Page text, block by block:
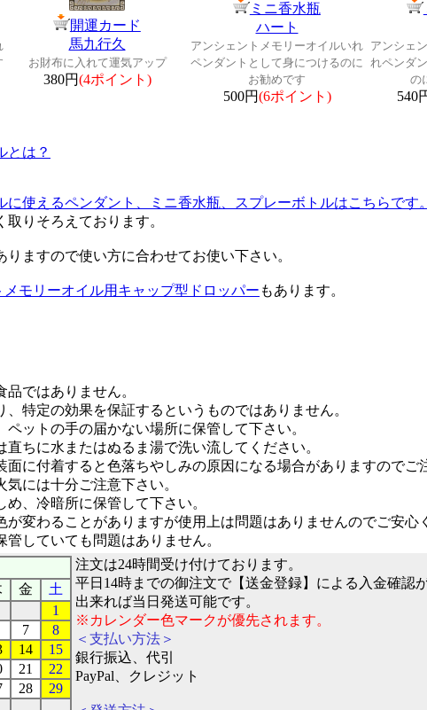
開運カード
馬九行久
お財布に入れて運気アップ
380円(4ポイント)
ミニ香水瓶
ハート
アンシェントメモリーオイルいれ
ペンダントとして身につけるのに
お勧めです
500円(6ポイント)
アンシェ
れペンダ
の
540
とは？
使えるペンダント、ミニ香水瓶、スプレーボトルはこちらです。
取りそろえております。
りますので使い方に合わせてお使い下さい。
メモリーオイル用キャップ型ドロッパー もあります。
品ではありません。
、特定の効果を保証するというものではありません。
ペットの手の届かない場所に保管して下さい。
直ちに水またはぬるま湯で洗い流してください。
面に付着すると色落ちやしみの原因になる場合がありますのでご
気には十分ご注意下さい。
め、冷暗所に保管して下さい。
が変わることがありますが使用上は問題はありませんのでご安心
管していても問題はありません。
金
土
1
7
8
14
15
21
22
28
29
注文は24時間受け付けております。
平日14時までの御注文で【送金登録】による入金確認
出来れば当日発送可能です。
※カレンダー色マークが優先されます。
＜支払い方法＞
銀行振込、代引
PayPal、クレジット